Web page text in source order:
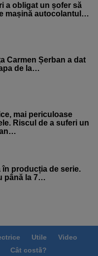
a obligat un șofer să
mașină autocolantul…
Carmen Șerban a dat
de la…
mai periculoase
Riscul de a suferi un
în producția de serie.
până la 7…
Utile
Video
Cât costă?